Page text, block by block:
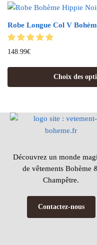
Robe Longue Col V
148.99€
Choix des
Découvrez un monde
de vêtements Bohème
Champêtre.
Contactez-nous